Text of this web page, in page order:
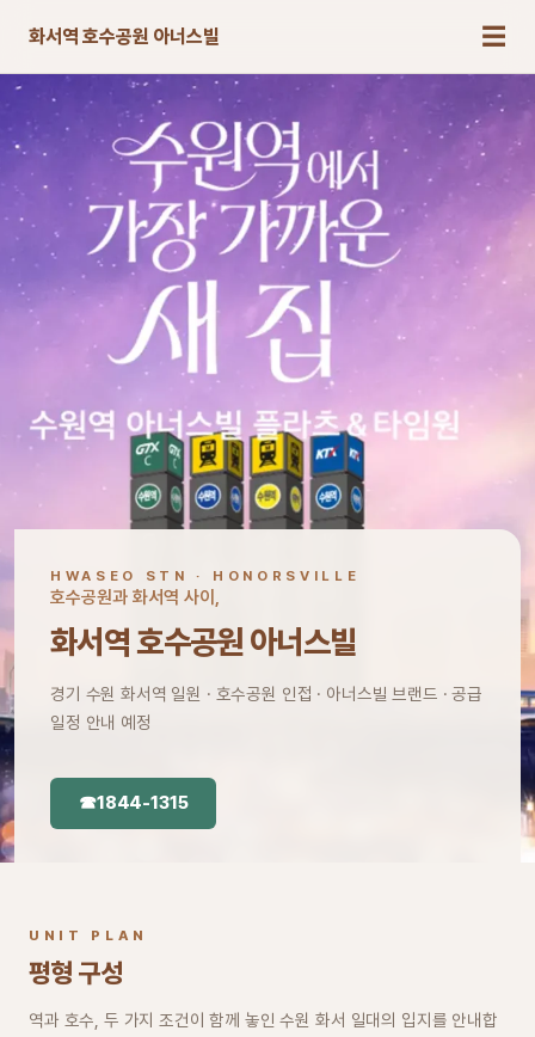
화서역 호수공원 아너스빌 ☰
HWASEO STN · HONORSVILLE
호수공원과 화서역 사이,
화서역 호수공원 아너스빌
경기 수원 화서역 일원 · 호수공원 인접 · 아너스빌 브랜드 · 공급
일정 안내 예정
☎1844-1315
UNIT PLAN
평형 구성
역과 호수, 두 가지 조건이 함께 놓인 수원 화서 일대의 입지를 안내합